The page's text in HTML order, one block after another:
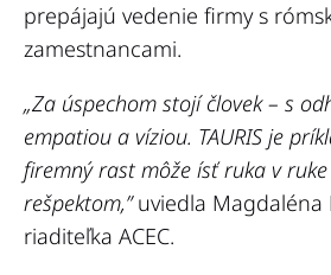
prepájajú vedenie firmy s
zamestnancami.
„Za úspechom stojí človek – s
empatiou a víziou. TAURIS je
firemný rast môže ísť ruka v
rešpektom,” uviedla Magdaléna
riaditeľka ACEC.